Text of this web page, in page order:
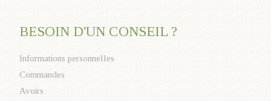
BESOIN D'UN CONSEIL ?
Informations personnelles
Commandes
Avoirs